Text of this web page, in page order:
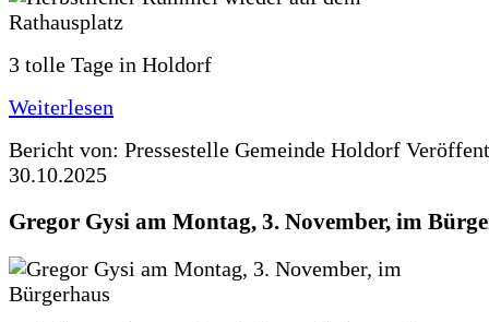
3 tolle Tage in Holdorf
Weiterlesen
Bericht von: Pressestelle Gemeinde Holdorf
30.10.2025
Gregor Gysi am Montag, 3. November, im